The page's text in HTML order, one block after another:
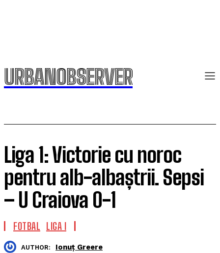
URBANOBSERVER
Liga 1: Victorie cu noroc
pentru alb-albaștrii. Sepsi
– U Craiova 0-1
FOTBAL LIGA I
AUTHOR: Ionuț Greere